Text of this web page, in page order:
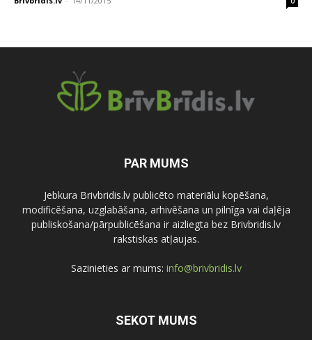
PAR MUMS
Jebkura Brivbridis.lv publicēto materiālu kopēšana,
modificēšana, uzglabāšana, arhivēšana un pilnīga vai daļēja
publiskošana/pārpublicēšana ir aizliegta bez Brivbridis.lv
rakstiskas atļaujas.
Sazinieties ar mums: info@brivbridis.lv
SEKOT MUMS